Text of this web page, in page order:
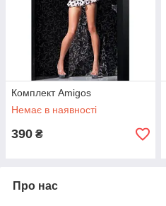
Комплект Amigos
Немає в наявності
390 ₴
Про нас